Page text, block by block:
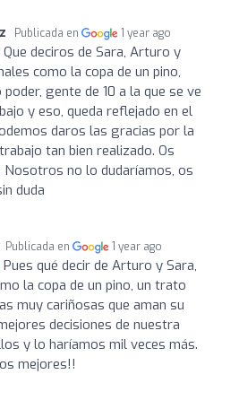
Publicada en 1 year ago
Que deciros de Sara, Arturo y
como la copa de un pino,
gente de 10 a la que se ve
y eso, queda reflejado en el
daros las gracias por la
tan bien realizado. Os
no lo dudaríamos, os
duda
Publicada en 1 year ago
Pues qué decir de Arturo y Sara,
la copa de un pino, un trato
muy cariñosas que aman su
decisiones de nuestra
y lo haríamos mil veces más.
mejores!!